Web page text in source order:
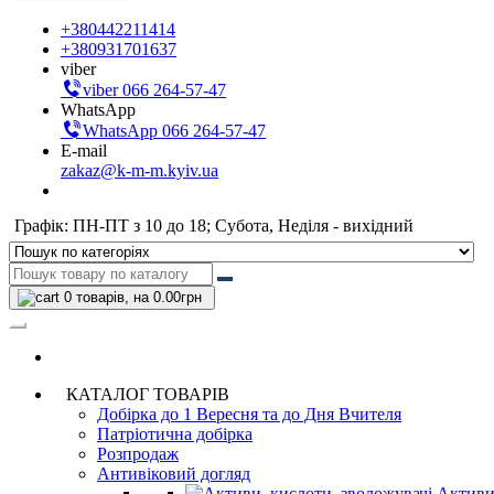
+380442211414
+380931701637
viber
viber 066 264-57-47
WhatsApp
WhatsApp 066 264-57-47
E-mail
zakaz@k-m-m.kyiv.ua
Графік: ПН-ПТ з 10 до 18; Субота, Неділя - вихідний
0 товарів, на 0.00грн
КАТАЛОГ ТОВАРІВ
Добірка до 1 Вересня та до Дня Вчителя
Патріотична добірка
Розпродаж
Антивіковий догляд